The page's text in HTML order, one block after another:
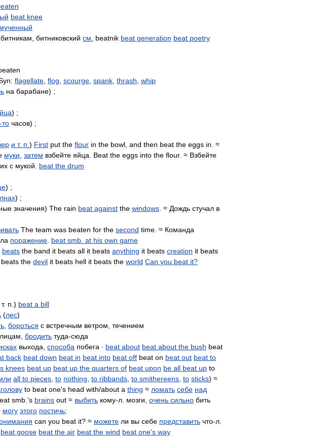
beat knee
битникам битниковский см beatnik beat generation beat poetry
flagellate flog scourge spank thrash whip
на барабане) ;
) ;
-то часов) ;
и т. п ) First put the flour in the bowl and then beat the eggs in . ≈
муки затем взбейте яйца Beat the eggs into the flour. ≈ Взбейте
их с мукой beat the drum
) ;
) ;
значения) The rain beat against the windows . ≈ Дождь стучал в
The team was beaten for the second time . ≈ Команда
поражение beat smb at his own game
beats the band it beats all it beats anything it beats creation it beats
beats the devil it beats hell it beats the world Can you beat it?
т. п .) beat a bill
(лес)
бороться с встречным ветром течением
бродить туда-сюда
выхода способа побега ∙ beat about beat about the bush beat
back beat down beat in beat into beat off beat on beat out beat to
knees beat up beat up the quarters of beat upon be all beat up to
или all to pieces to nothing to ribbands to smithereens to sticks) ≈
to beat one's head with/about a thing ≈ ломать себе над
smb .'s brains out ≈ выбить кому-л мозги очень сильно бить
могу этого постичь;
can you beat it? ≈ можете ли вы себе представить что-л
beat goose beat the air beat the wind beat one's way